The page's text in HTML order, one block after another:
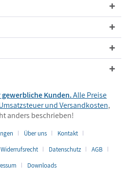
Kunden.Alle Preise
undVersandkosten,
anders beschrieben!
Über uns
Kontakt
Widerrufsrecht Datenschutz
AGB
Downloads